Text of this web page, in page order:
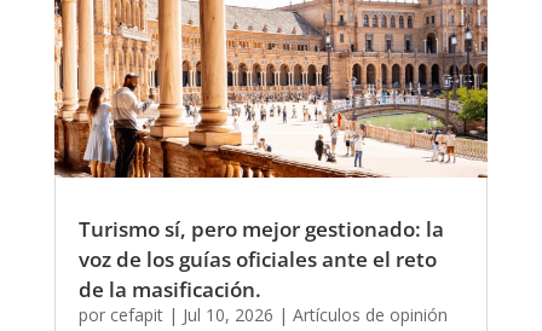
Turismo sí, pero mejor gestionado: la
voz de los guías oficiales ante el reto
de la masificación.
por cefapit| Jul 10, 2026 | Artículos de opinión